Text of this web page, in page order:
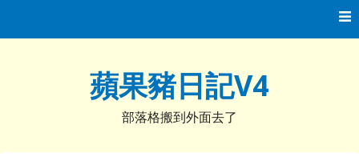
蘋果豬日記V4
部落格搬到外面去了